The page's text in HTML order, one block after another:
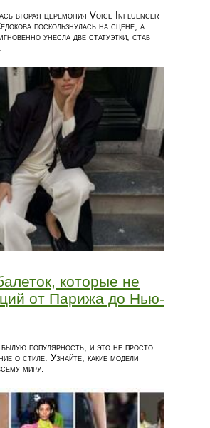
вторая церемония Voice Influencer
поскользнулась на сцене, а
унесла две статуэтки, став
которые не
от Парижа до Нью-
былую популярность, и это не просто
о стиле. Узнайте, какие модели
миру.